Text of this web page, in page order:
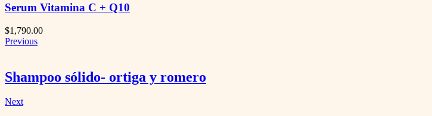
Serum Vitamina C + Q10
$1,790.00
Previous
Shampoo sólido- ortiga y romero
Next